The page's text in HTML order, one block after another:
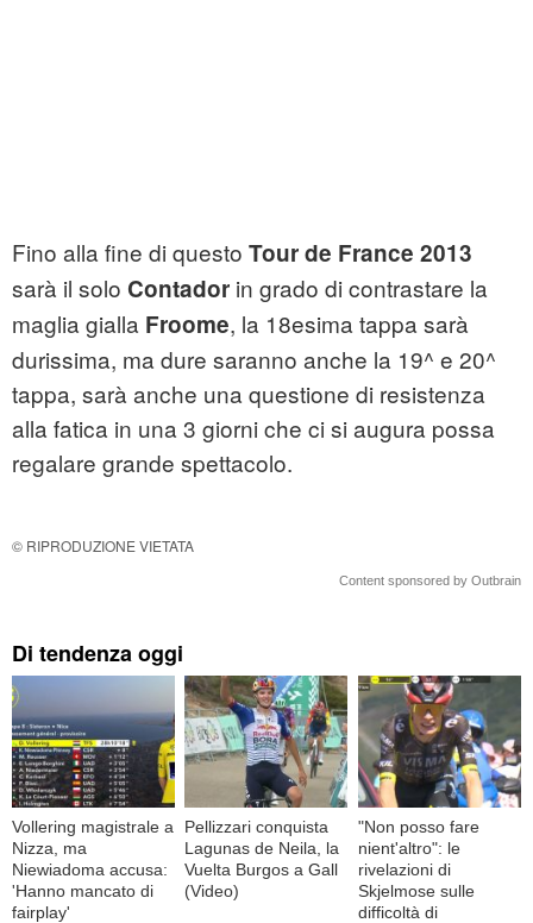
Fino alla fine di questo Tour de France 2013
sarà il solo Contador in grado di contrastare la
maglia gialla Froome, la 18esima tappa sarà
durissima, ma dure saranno anche la 19^ e 20^
tappa, sarà anche una questione di resistenza
alla fatica in una 3 giorni che ci si augura possa
regalare grande spettacolo.
© RIPRODUZIONE VIETATA
Content sponsored by Outbrain
Di tendenza oggi
Vollering magistrale a
Nizza, ma
Niewiadoma accusa:
'Hanno mancato di
fairplay'
Pellizzari conquista
Lagunas de Neila, la
Vuelta Burgos a Gall
(Video)
"Non posso fare
nient'altro": le
rivelazioni di
Skjelmose sulle
difficoltà di